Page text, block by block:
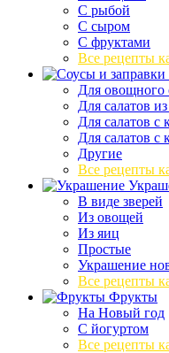
С рыбой
С сыром
С фруктами
Все рецепты
Для овощного
Для салатов
Для салатов с
Для салатов с
Другие
Все рецепты
В виде зверей
Из овощей
Из яиц
Простые
Украшение
Все рецепты
Фрукты
На Новый год
С йогуртом
Все рецепты